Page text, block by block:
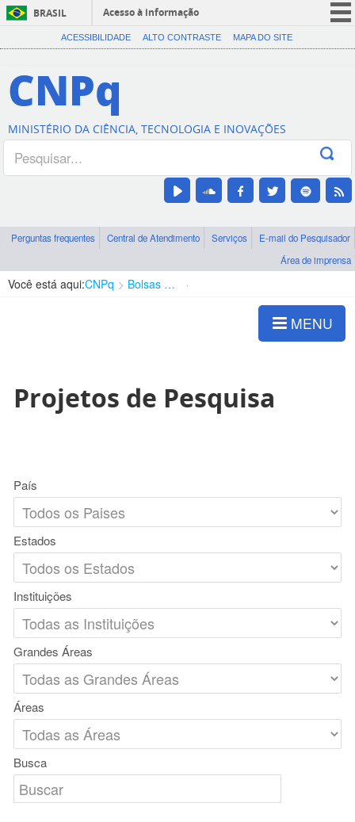
BRASIL
Acesso à informação
CORONAVÍRUS (COVID-19)
Canais
ACESSIBILIDADE ALTO CONTRASTE MAPA DO SITE
CNPq
MINISTÉRIO DA CIÊNCIA, TECNOLOGIA E INOVAÇÕES
Perguntas frequentes Central de Atendimento Serviços
E-mail do Pesquisador
Área de imprensa
Você está aqui:CNPq Bolsas e Auxílios Vigentes
MENU
Projetos de Pesquisa
País
Estados
Instituições
Grandes Áreas
Áreas
Busca